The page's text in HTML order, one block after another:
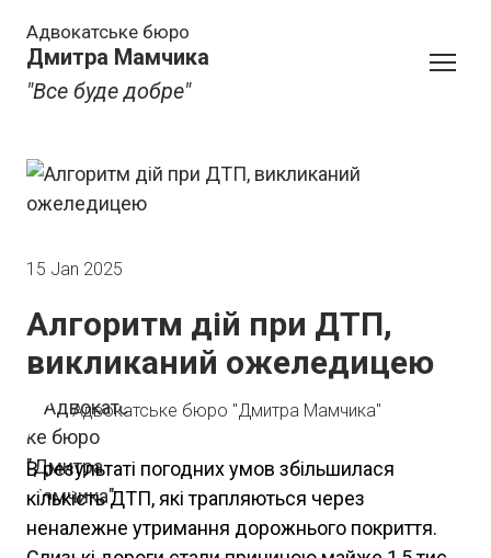
Адвокатське бюро
Дмитра Мамчика
"Все буде добре"
15 Jan 2025
Алгоритм дій при ДТП,
викликаний ожеледицею
Адвокатське бюро "Дмитра Мамчика"
В результаті погодних умов збільшилася
кількість ДТП, які трапляються через
неналежне утримання дорожнього покриття.